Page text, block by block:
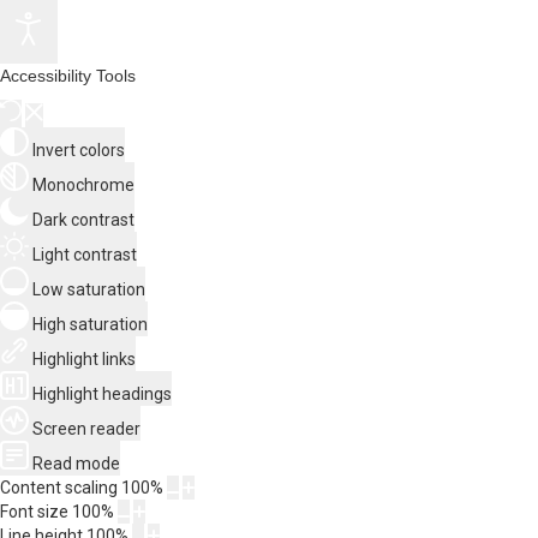
Accessibility Tools
Invert colors
Monochrome
Dark contrast
Light contrast
Low saturation
High saturation
Highlight links
Highlight headings
Screen reader
Read mode
Content scaling 100%
Font size 100%